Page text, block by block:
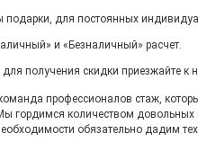
для постоянных
и «Безналичный» расчет.
получения скидки приезжайте к
профессионалов стаж,
гордимся количеством
обязательно дадим